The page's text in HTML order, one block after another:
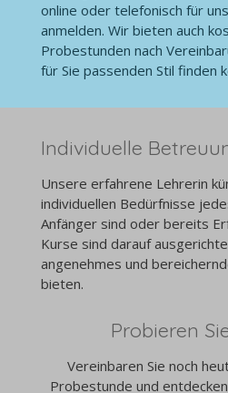
online oder telefonisch für
anmelden. Wir bieten auch
Probestunden nach
für Sie passenden Stil finden
Individuelle
Unsere erfahrene Lehrerin
individuellen Bedürfnisse
Anfänger sind oder bereits
Kurse sind darauf
angenehmes und
bieten.
Probieren
Vereinbaren Sie noch
Probestunde und